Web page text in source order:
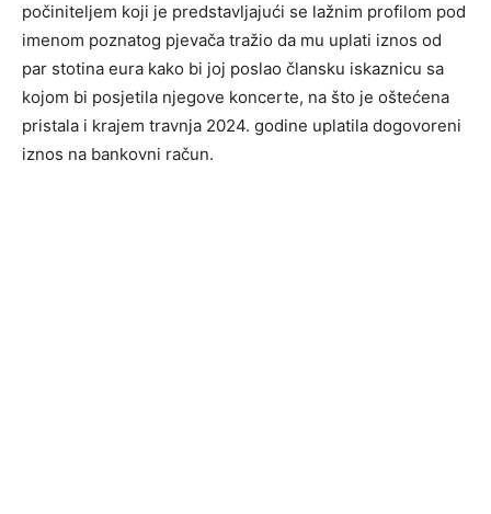
počiniteljem koji je predstavljajući se lažnim profilom pod
imenom poznatog pjevača tražio da mu uplati iznos od
par stotina eura kako bi joj poslao člansku iskaznicu sa
kojom bi posjetila njegove koncerte, na što je oštećena
pristala i krajem travnja 2024. godine uplatila dogovoreni
iznos na bankovni račun.